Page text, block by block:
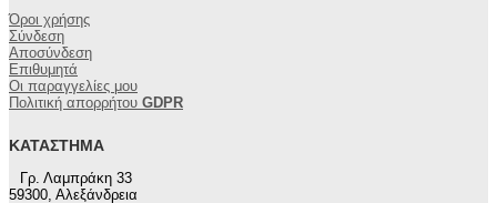
Όροι χρήσης
Σύνδεση
Αποσύνδεση
Επιθυμητά
Οι παραγγελίες μου
Πολιτική απορρήτου GDPR
ΚΑΤΆΣΤΗΜΑ
Γρ. Λαμπράκη 33
59300, Αλεξάνδρεια